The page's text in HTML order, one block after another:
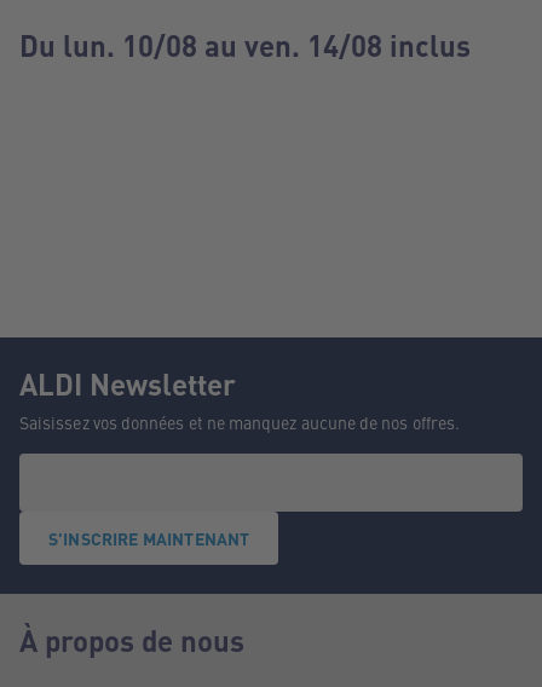
Du lun. 10/08 au ven. 14/08 inclus
ALDI Newsletter
Saisissez vos données et ne manquez aucune de nos offres.
S'INSCRIRE MAINTENANT
À propos de nous